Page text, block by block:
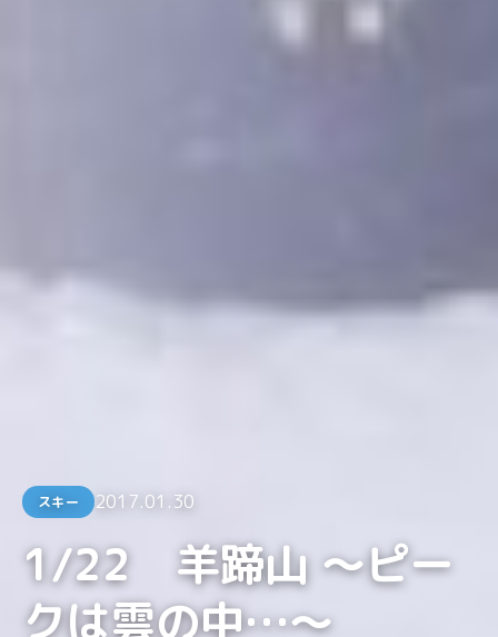
スキー 2017.01.30
1/22 羊蹄山 〜ピー
クは雲の中…〜